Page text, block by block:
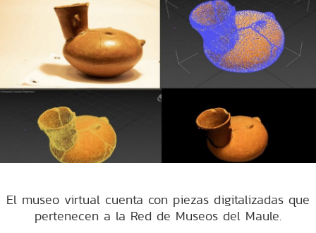
El museo virtual cuenta con piezas digitalizadas que
pertenecen a la Red de Museos del Maule.